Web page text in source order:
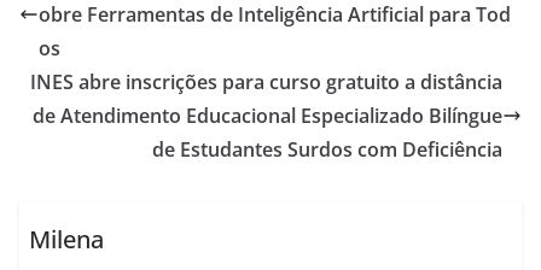
obre Ferramentas de Inteligência Artificial para Tod
os
INES abre inscrições para curso gratuito a distância
de Atendimento Educacional Especializado Bilíngue
de Estudantes Surdos com Deficiência
Milena